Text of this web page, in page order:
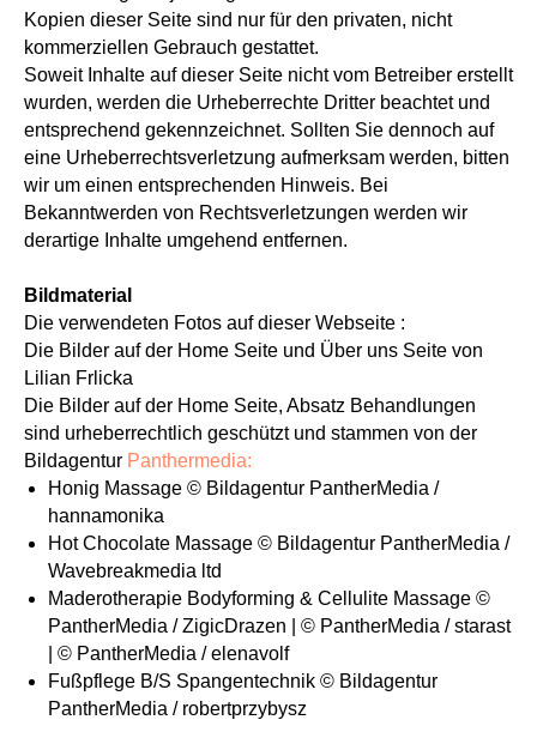
Kopien dieser Seite sind nur für den privaten, nicht
kommerziellen Gebrauch gestattet.
Soweit Inhalte auf dieser Seite nicht vom Betreiber erstellt
wurden, werden die Urheberrechte Dritter beachtet und
entsprechend gekennzeichnet. Sollten Sie dennoch auf
eine Urheberrechtsverletzung aufmerksam werden, bitten
wir um einen entsprechenden Hinweis. Bei
Bekanntwerden von Rechtsverletzungen werden wir
derartige Inhalte umgehend entfernen.
Bildmaterial
Die verwendeten Fotos auf dieser Webseite :
Die Bilder auf der Home Seite und Über uns Seite von
Lilian Frlicka
Die Bilder auf der Home Seite, Absatz Behandlungen
sind urheberrechtlich geschützt und stammen von der
Bildagentur Panthermedia:
Honig Massage © Bildagentur PantherMedia /
hannamonika
Hot Chocolate Massage © Bildagentur PantherMedia /
Wavebreakmedia ltd
Maderotherapie Bodyforming & Cellulite Massage ©
PantherMedia / ZigicDrazen | © PantherMedia / starast
| © PantherMedia / elenavolf
Fußpflege B/S Spangentechnik © Bildagentur
PantherMedia / robertprzybysz